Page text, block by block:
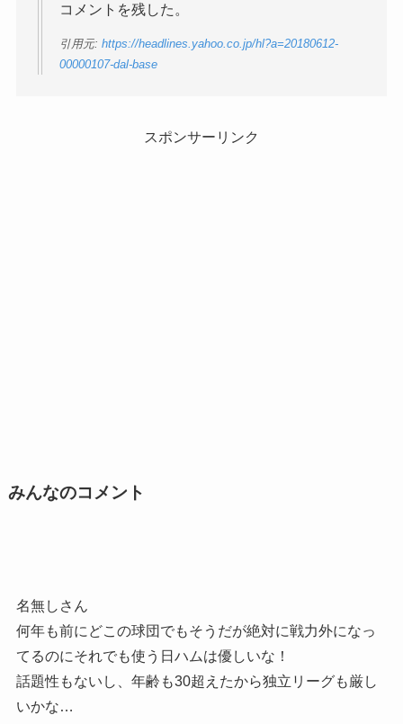
コメントを残した。
引用元: https://headlines.yahoo.co.jp/hl?a=20180612-
00000107-dal-base
スポンサーリンク
みんなのコメント
名無しさん
何年も前にどこの球団でもそうだが絶対に戦力外になっ
てるのにそれでも使う日ハムは優しいな！
話題性もないし、年齢も30超えたから独立リーグも厳し
いかな…